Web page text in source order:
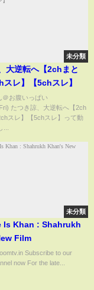
未分類
大逆転へ【2chまと
スレ】【5chスレ】
＠お腹いっぱい
たつき諒、大逆転へ【2ch
スレ】【5chスレ】って動
未分類
Is Khan : Shahrukh
Film
Subscribe to our
now For the late...